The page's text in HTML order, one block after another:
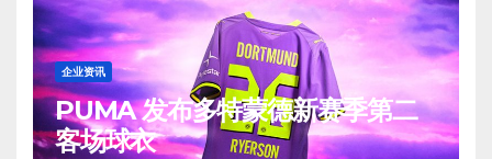
企业资讯
PUMA 发布多特蒙德新赛季第二
客场球衣